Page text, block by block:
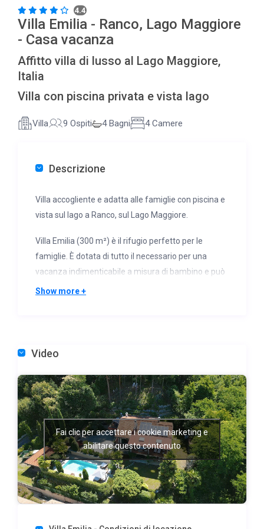
4.4
Villa Emilia - Ranco, Lago Maggiore
- Casa vacanza
Affitto villa di lusso al Lago Maggiore,
Italia
Villa con piscina privata e vista lago
Villa 9 Ospiti 4 Bagni 4 Camere
Descrizione
Villa accogliente e adatta alle famiglie con piscina e
vista sul lago a Ranco, sul Lago Maggiore.
Villa Emilia (300 m²) è il rifugio perfetto per le
famiglie. È dotata di tutto il necessario per una
vacanza indimenticabile a misura di bambino e può
ospitare comodamente 9 persone in 4 camere da
direttamente su una terrazza coperta affacciata
Questo piano comprende anche una cucina
completamente attrezzata con accesso a una
terrazza laterale da pranzo, una camera
matrimoniale e due bagni con doccia.
– Piano inferiore (piano terra): i bambini (e i bambini
nel cuore!) adoreranno la sala giochi al piano terra,
attrezzata con biliardo e calcio balilla. Questo piano
dispone anche di un salotto più piccolo con TV, un
angolo cottura per avere a portata di mano
Show more +
Video
Fai clic per accettare i cookie marketing e
abilitare questo contenuto